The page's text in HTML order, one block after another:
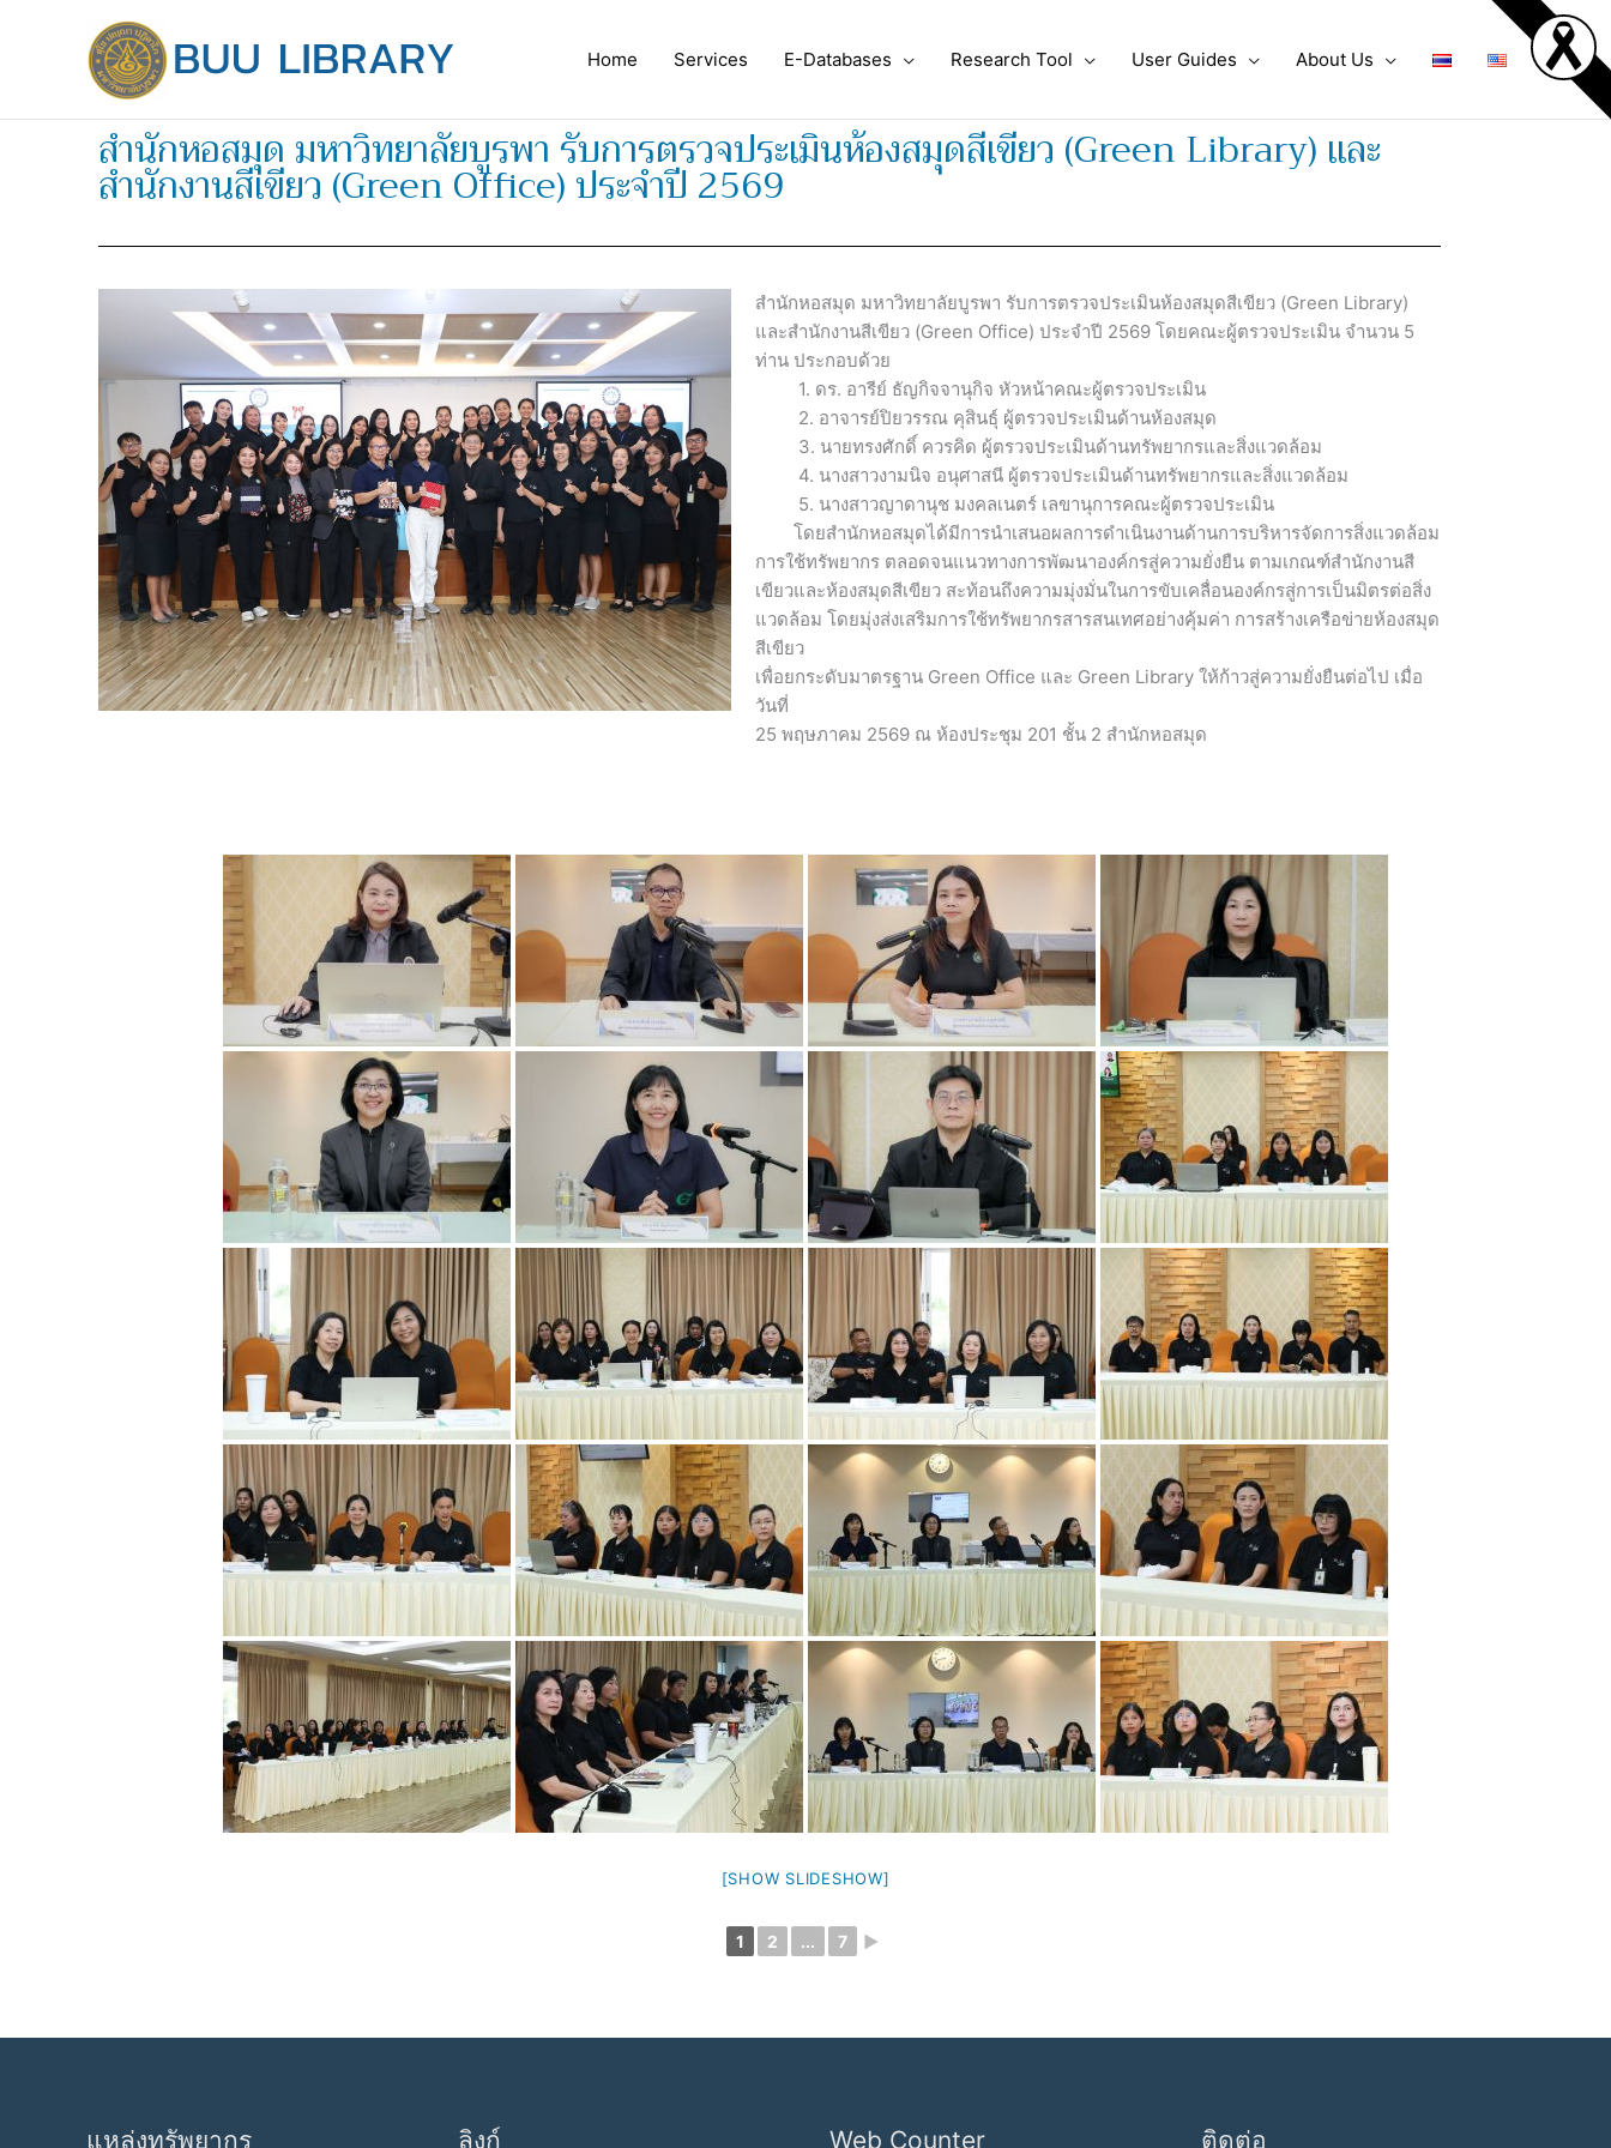
Home Services E-Databases Research Tool User Guides About Us
สำนักหอสมุด มหาวิทยาลัยบูรพา รับการตรวจประเมินห้องสมุดสีเขียว (Green Library) และ
สำนักงานสีเขียว (Green Office) ประจำปี 2569
สำนักหอสมุด มหาวิทยาลัยบูรพา รับการตรวจประเมินห้องสมุดสีเขียว (Green Library)
และสำนักงานสีเขียว (Green Office) ประจำปี 2569 โดยคณะผู้ตรวจประเมิน จำนวน 5
ท่าน ประกอบด้วย
1. ดร. อารีย์ ธัญกิจจานุกิจ หัวหน้าคณะผู้ตรวจประเมิน
2. อาจารย์ปิยวรรณ คุสินธุ์ ผู้ตรวจประเมินด้านห้องสมุด
3. นายทรงศักดิ์ ควรคิด ผู้ตรวจประเมินด้านทรัพยากรและสิ่งแวดล้อม
4. นางสาวงามนิจ อนุศาสนี ผู้ตรวจประเมินด้านทรัพยากรและสิ่งแวดล้อม
5. นางสาวญาดานุช มงคลเนตร์ เลขานุการคณะผู้ตรวจประเมิน
โดยสำนักหอสมุดได้มีการนำเสนอผลการดำเนินงานด้านการบริหารจัดการสิ่งแวดล้อม
การใช้ทรัพยากร ตลอดจนแนวทางการพัฒนาองค์กรสู่ความยั่งยืน ตามเกณฑ์สำนักงานสี
เขียวและห้องสมุดสีเขียว สะท้อนถึงความมุ่งมั่นในการขับเคลื่อนองค์กรสู่การเป็นมิตรต่อสิ่ง
แวดล้อม โดยมุ่งส่งเสริมการใช้ทรัพยากรสารสนเทศอย่างคุ้มค่า การสร้างเครือข่ายห้องสมุด
สีเขียว
เพื่อยกระดับมาตรฐาน Green Office และ Green Library ให้ก้าวสู่ความยั่งยืนต่อไป เมื่อ
วันที่
25 พฤษภาคม 2569 ณ ห้องประชุม 201 ชั้น 2 สำนักหอสมุด
[SHOW SLIDESHOW]
1 2 ... 7 ►
แหล่งทรัพยากร ลิงก์ Web Counter ติดต่อ